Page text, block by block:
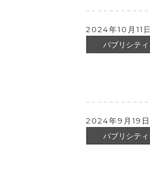
2024年10月11日
パブリシティ
2024年9月19日
パブリシティ